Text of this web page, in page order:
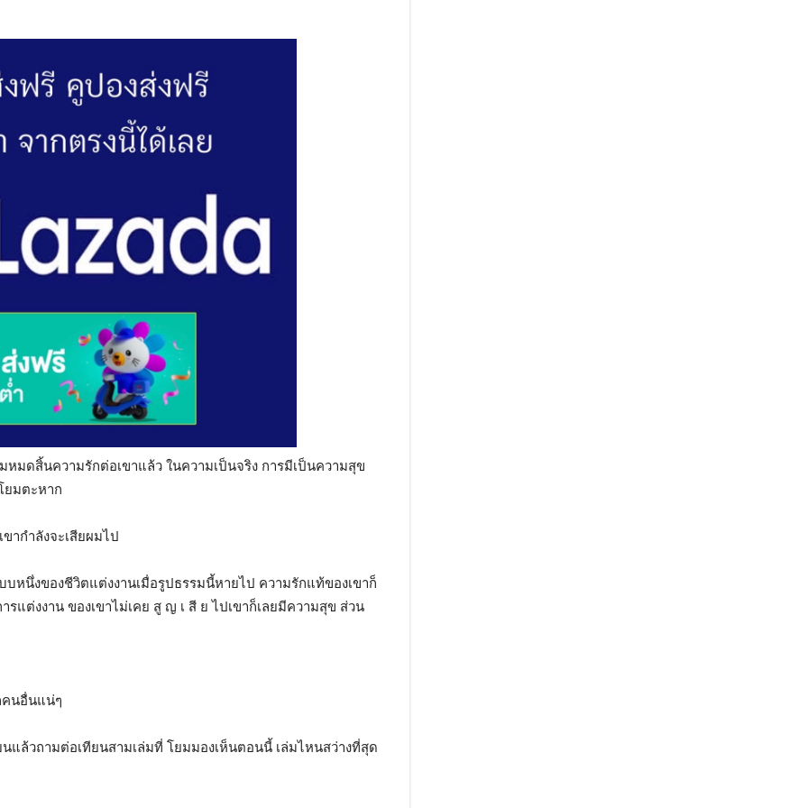
มดสิ้นความรักต่อเขาแล้ว ในความเป็นจริง การมีเป็นความสุข
ยมตะหาก
ากำลังจะเสียผมไป
หนึ่งของชีวิตแต่งงานเมื่อรูปธรรมนี้หายไป ความรักแท้ของเขาก็
ต่งงาน ของเขาไม่เคย สู ญ เ สี ย ไปเขาก็เลยมีความสุข ส่วน
คนอื่นแน่ๆ
ล้วถามต่อเทียนสามเล่มที่ โยมมองเห็นตอนนี้ เล่มไหนสว่างที่สุด